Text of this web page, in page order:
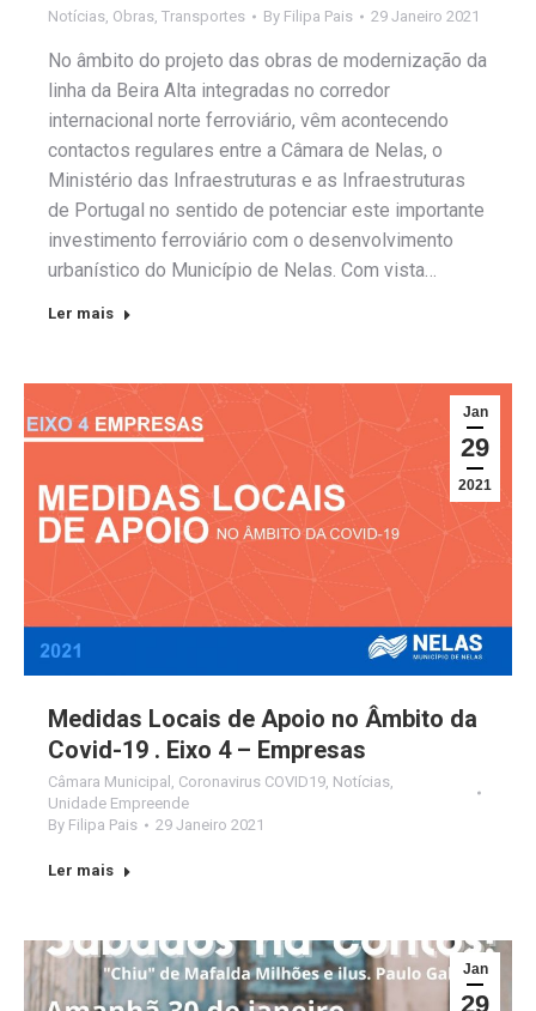
Notícias, Obras, Transportes By Filipa Pais 29 Janeiro 2021
No âmbito do projeto das obras de modernização da
linha da Beira Alta integradas no corredor
internacional norte ferroviário, vêm acontecendo
contactos regulares entre a Câmara de Nelas, o
Ministério das Infraestruturas e as Infraestruturas
de Portugal no sentido de potenciar este importante
investimento ferroviário com o desenvolvimento
urbanístico do Município de Nelas. Com vista…
Ler mais
Jan
29
2021
Medidas Locais de Apoio no Âmbito da
Covid-19 . Eixo 4 – Empresas
Câmara Municipal , Coronavirus COVID19, Notícias,
Unidade Empreende
By Filipa Pais 29 Janeiro 2021
Ler mais
Jan
29